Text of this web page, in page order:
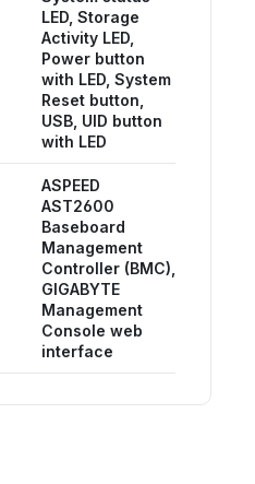
LED, Storage
Activity LED,
Power button
with LED, System
Reset button,
USB, UID button
with LED
ASPEED
AST2600
Baseboard
Management
Controller (BMC),
GIGABYTE
Management
Console web
interface